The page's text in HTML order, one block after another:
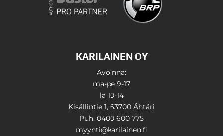
KARILAINEN OY
Avoinna:
ma-pe 9-17
la 10-14
Kisällintie 1, 63700 Ähtäri
Puh. 0400 600 775
myynti@karilainen.fi